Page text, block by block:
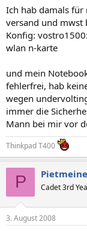
Ich hab damals
versand und mwst
Konfig:
wlan n-karte
und mein
fehlerfrei, hab
wegen
immer die
Mann bei mir vor
Thinkpad T400
P Cadet 3rd
3. August 2008